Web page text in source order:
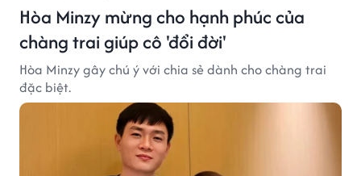
Hòa Minzy mừng cho hạnh phúc của
chàng trai giúp cô 'đổi đời'
Hòa Minzy gây chú ý với chia sẻ dành cho chàng trai
đặc biệt.